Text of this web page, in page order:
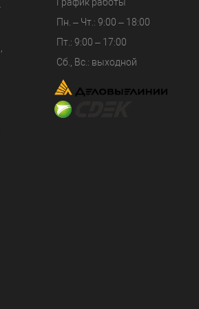
Пн. – Чт.: 9:00 – 18:00
Пт.: 9:00 – 17:00
Сб., Вс.: выходной